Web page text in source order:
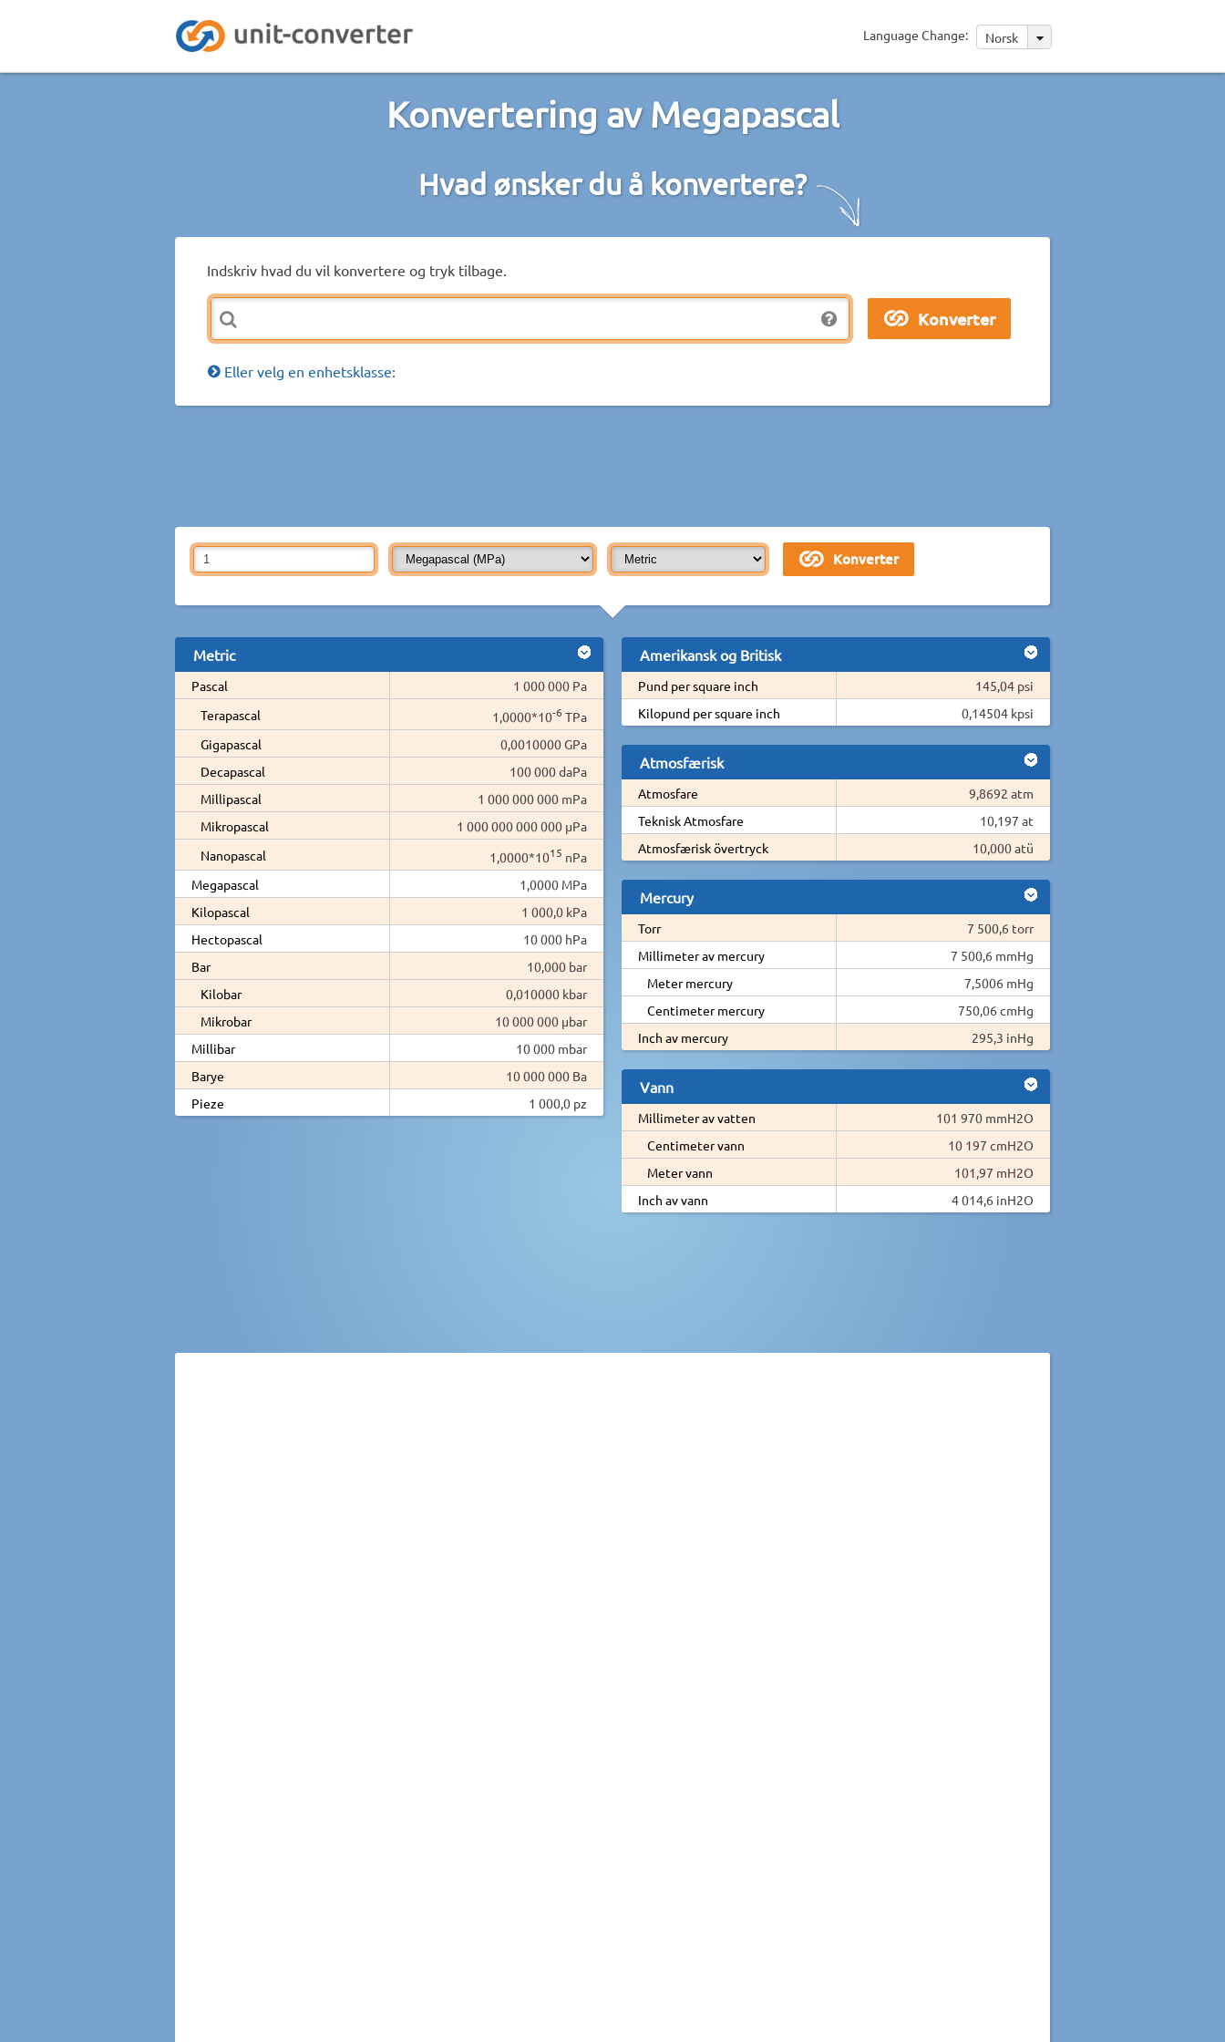
Language Change: Norsk
Konvertering av Megapascal
Hvad ønsker du å konvertere?
Indskriv hvad du vil konvertere og tryk tilbage.
Eller velg en enhetsklasse:
Metric
Pascal
1 000 000 Pa
Terapascal
1,0000*10-6 TPa
Gigapascal
0,0010000 GPa
Decapascal
100 000 daPa
Millipascal
1 000 000 000 mPa
Mikropascal
1 000 000 000 000 µPa
Nanopascal
1,0000*1015 nPa
Megapascal
1,0000 MPa
Kilopascal
1 000,0 kPa
Hectopascal
10 000 hPa
Bar
10,000 bar
Kilobar
0,010000 kbar
Mikrobar
10 000 000 µbar
Millibar
10 000 mbar
Barye
10 000 000 Ba
Pieze
1 000,0 pz
Amerikansk og Britisk
Pund per square inch
145,04 psi
Kilopund per square inch
0,14504 kpsi
Atmosfærisk
Atmosfare
9,8692 atm
Teknisk Atmosfare
10,197 at
Atmosfærisk övertryck
10,000 atü
Mercury
Torr
7 500,6 torr
Millimeter av mercury
7 500,6 mmHg
Meter mercury
7,5006 mHg
Centimeter mercury
750,06 cmHg
Inch av mercury
295,3 inHg
Vann
Millimeter av vatten
101 970 mmH2O
Centimeter vann
10 197 cmH2O
Meter vann
101,97 mH2O
Inch av vann
4 014,6 inH2O